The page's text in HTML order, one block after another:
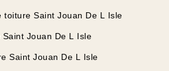
toiture Saint Jouan De L Isle
Jouan De L Isle
Saint Jouan De L Isle